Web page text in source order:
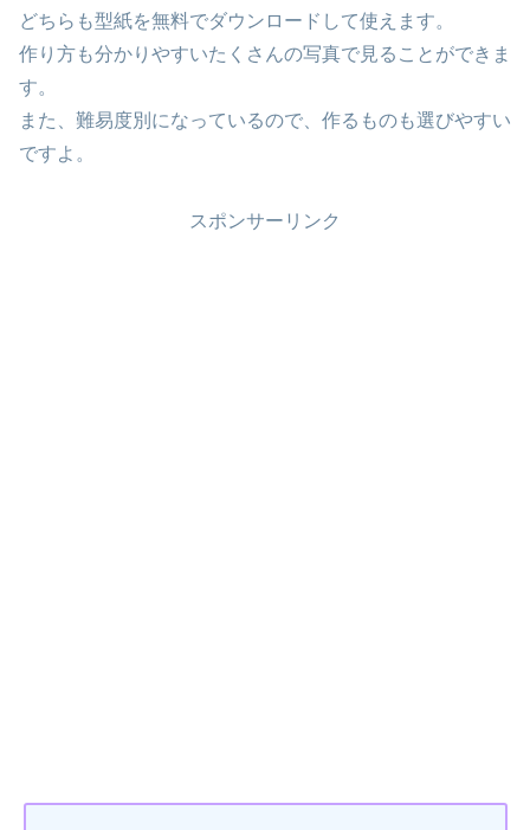
どちらも型紙を無料でダウンロードして使えます。
作り方も分かりやすいたくさんの写真で見ることができま
す。
また、難易度別になっているので、作るものも選びやすい
ですよ。
スポンサーリンク